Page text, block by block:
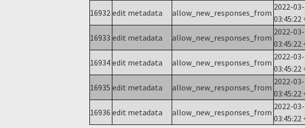
16932 edit metadata allow_new_responses_from
2022-
03:45:22
16933 edit metadata allow_new_responses_from
2022-
03:45:22
16934 edit metadata allow_new_responses_from
2022-
03:45:22
16935 edit metadata allow_new_responses_from
2022-
03:45:22
16936 edit metadata allow_new_responses_from
2022-
03:45:22